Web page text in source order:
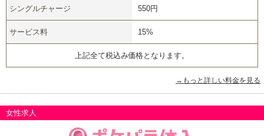
シングルチャージ 550円
サービス料 15%
上記全て税込み価格となります。
→もっと詳しい料金を見る
女性求人